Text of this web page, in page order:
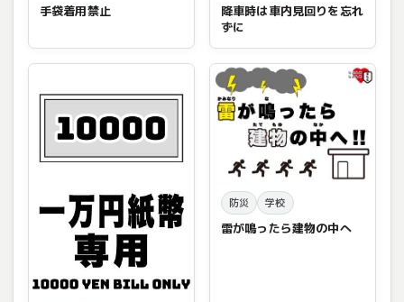
手袋着用禁止
降車時は車内見回りを忘れ
ずに
防災 学校
雷が鳴ったら建物の中へ